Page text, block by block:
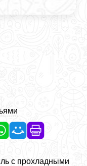
с прохладными